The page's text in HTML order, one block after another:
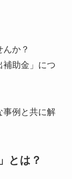
か？
補助金」につ
事例と共に解
とは？